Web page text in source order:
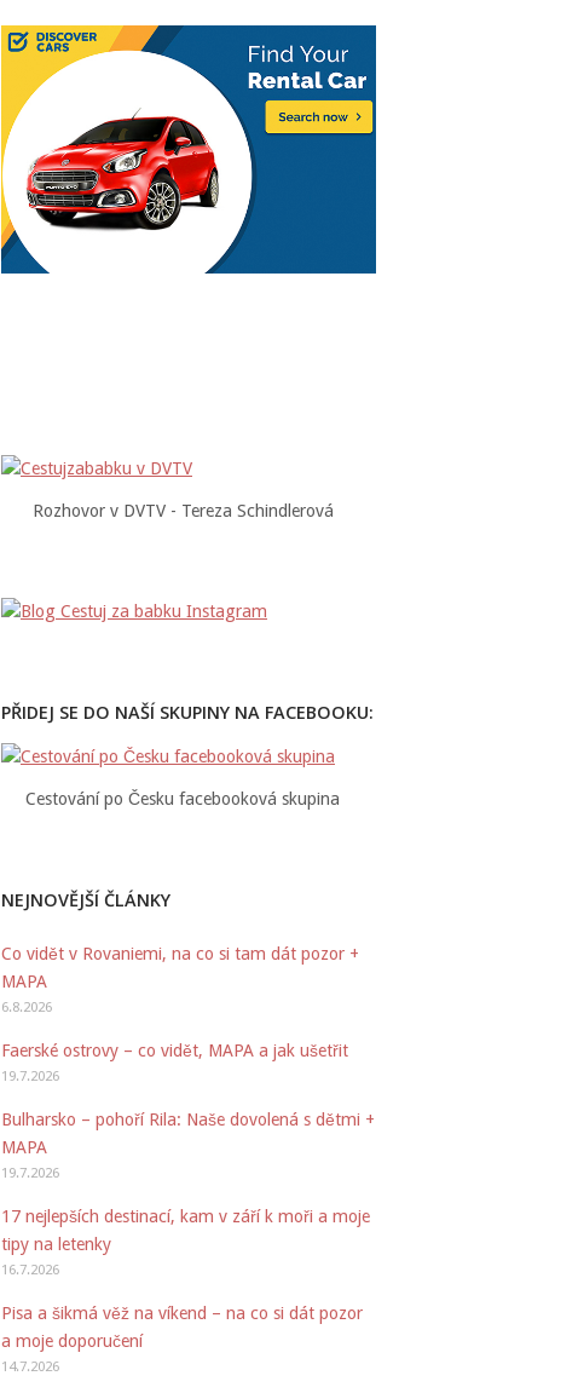
Rozhovor v DVTV - Tereza Schindlerová
PŘIDEJ SE DO NAŠÍ SKUPINY NA FACEBOOKU:
Cestování po Česku facebooková skupina
NEJNOVĚJŠÍ ČLÁNKY
Co vidět v Rovaniemi, na co si tam dát pozor +
MAPA
6.8.2026
Faerské ostrovy – co vidět, MAPA a jak ušetřit
19.7.2026
Bulharsko – pohoří Rila: Naše dovolená s dětmi +
MAPA
19.7.2026
17 nejlepších destinací, kam v září k moři a moje
tipy na letenky
16.7.2026
Pisa a šikmá věž na víkend – na co si dát pozor
a moje doporučení
14.7.2026